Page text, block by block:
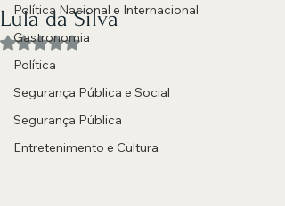
Política Nacional e Internacional
Gastronomia
Política
Segurança Pública e Social
Segurança Pública
Entretenimento e Cultura
Lula da Silva
Avaliado com NaN de 5 estrelas.